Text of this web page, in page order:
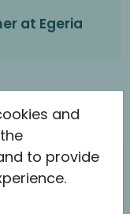
and
to provide
at Egeria
para